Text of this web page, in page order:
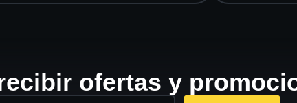
ofertas y